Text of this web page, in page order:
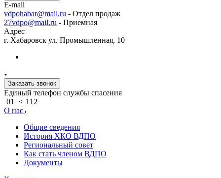
E-mail
vdpohabar@mail.ru - Отдел продаж
27vdpo@mail.ru - Приемная
Адрес
г. Хабаровск ул. Промышленная, 10
Заказать звонок
Единый телефон службы спасения
01
< 112
О нас
Общие сведения
История ХКО ВДПО
Региональный совет
Как стать членом ВДПО
Документы